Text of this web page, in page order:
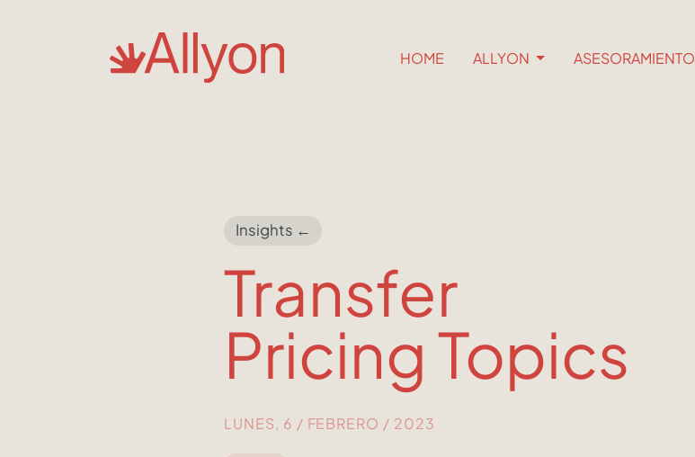
HOME ALLYON ASESORAMIENTO
Insights ←
Transfer
Pricing Topics
LUNES, 6 / FEBRERO / 2023